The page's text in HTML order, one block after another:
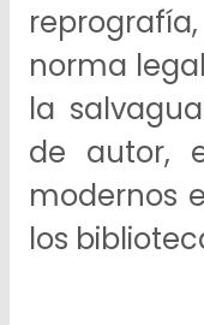
norma
la
de autor,
modernos
los